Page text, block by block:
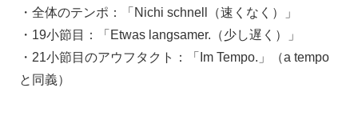
・全体のテンポ：「Nichi schnell（速くなく）」
・19小節目：「Etwas langsamer.（少し遅く）」
・21小節目のアウフタクト：「Im Tempo.」（a tempo
と同義）